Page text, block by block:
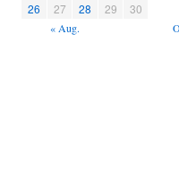
26
27 28 29 30
« Aug.